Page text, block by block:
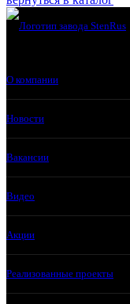
О компании
Новости
Вакансии
Видео
Акции
Реализованные проекты